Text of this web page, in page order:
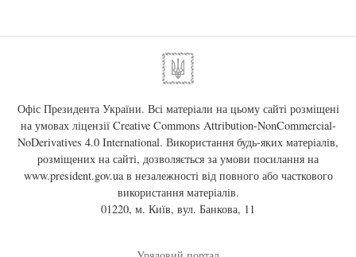
Офіс Президента України. Всі матеріали на цьому сайті розміщені
на умовах ліцензії Creative Commons Attribution-NonCommercial-
NoDerivatives 4.0 International. Використання будь-яких матеріалів,
розміщених на сайті, дозволяється за умови посилання на
www.president.gov.uaв незалежності від повного або часткового
використання матеріалів.
01220, м. Київ, вул. Банкова, 11